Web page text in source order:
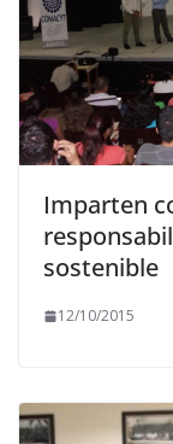
Imparten
sostenible
12/10/2015